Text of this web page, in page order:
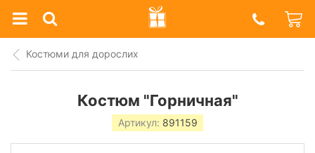
Prazdnik
Shop
Костюми для дорослих
Костюм "Горничная"
Артикул: 891159